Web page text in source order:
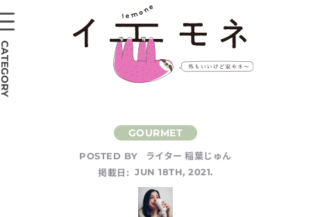
POSTED BY
ライター 稲葉じゅん
掲載日: JUN 18TH, 2021.